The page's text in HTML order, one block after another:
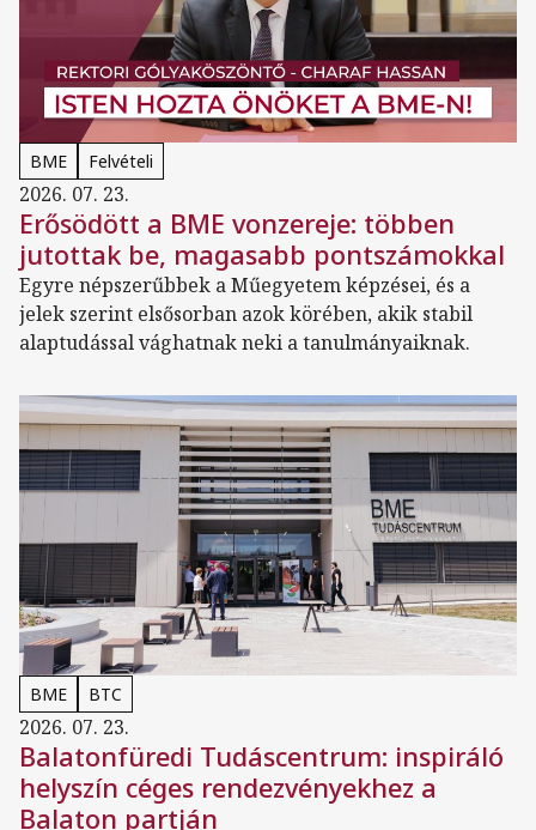
BME Felvételi
2026. 07. 23.
Erősödött a BME vonzereje: többen
jutottak be, magasabb pontszámokkal
Egyre népszerűbbek a Műegyetem képzései, és a
jelek szerint elsősorban azok körében, akik stabil
alaptudással vághatnak neki a tanulmányaiknak.
BME BTC
2026. 07. 23.
Balatonfüredi Tudáscentrum: inspiráló
helyszín céges rendezvényekhez a
Balaton partján